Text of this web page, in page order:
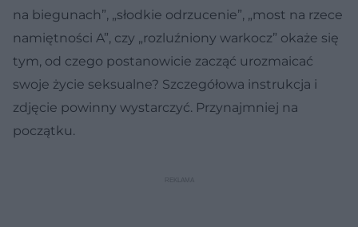
na biegunach”, „słodkie odrzucenie”, „most na rzece
namiętności A”, czy „rozluźniony warkocz” okaże się
tym, od czego postanowicie zacząć urozmaicać
swoje życie seksualne? Szczegółowa instrukcja i
zdjęcie powinny wystarczyć. Przynajmniej na
początku.